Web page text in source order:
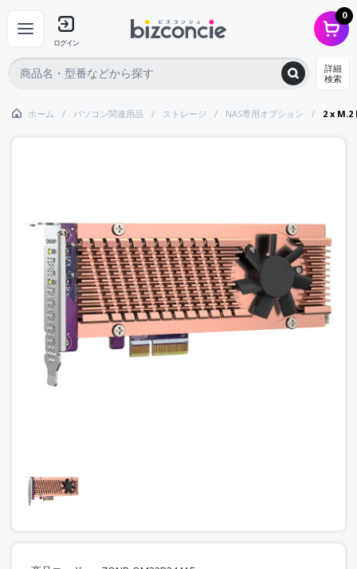
ログイン
0
詳細
検索
ホーム パソコン関連用品 ストレージ NAS専用オプション 2 x M.2